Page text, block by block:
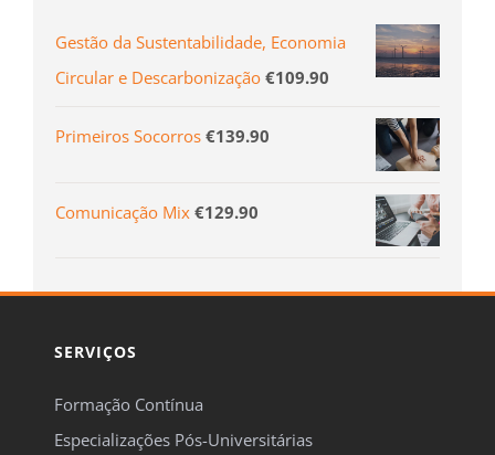
Gestão da Sustentabilidade, Economia
Circular e Descarbonização €109.90
Primeiros Socorros €139.90
Comunicação Mix €129.90
SERVIÇOS
Formação Contínua
Especializações Pós-Universitárias